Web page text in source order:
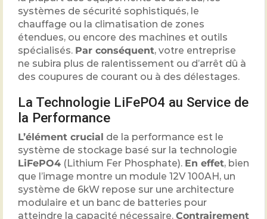
systèmes de sécurité sophistiqués, le
chauffage ou la climatisation de zones
étendues, ou encore des machines et outils
spécialisés. Par conséquent, votre entreprise
ne subira plus de ralentissement ou d’arrêt dû à
des coupures de courant ou à des délestages.
La Technologie LiFePO4 au Service de
la Performance
L’élément crucial de la performance est le
système de stockage basé sur la technologie
LiFePO4 (Lithium Fer Phosphate). En effet, bien
que l’image montre un module 12V 100AH, un
système de 6kW repose sur une architecture
modulaire et un banc de batteries pour
atteindre la capacité nécessaire. Contrairement